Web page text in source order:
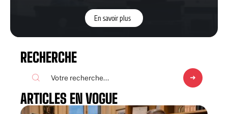
En savoir plus
RECHERCHE
ARTICLES EN VOGUE